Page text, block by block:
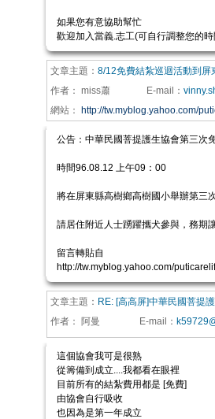
如果您有意協助幫忙
歡迎加入當義.志工(可自行調整您的
文章主題： 8/12免費結紮巡迴活動到屏
作者： miss蕭 E-mail ：
網站： http://tw.myblog.yahoo.com/
公告：中華民國菩提護生協會第三次
時間96.08.12 上午09：00
將在屏東縣高樹鄉高樹國小舉辦第三
請居住附近人士踴躍攜犬參與，務期
留言轉貼自
http://tw.myblog.yahoo.com/
文章主題： RE: [高高屏]中華民國菩提
作者：
阿曼 E-mail ：
這個協會我可是很熟
從籌備到成立....我都看在眼裡
目前所有的結紮費用都是 [免費]
由協會自行吸收
也因為是第一年成立